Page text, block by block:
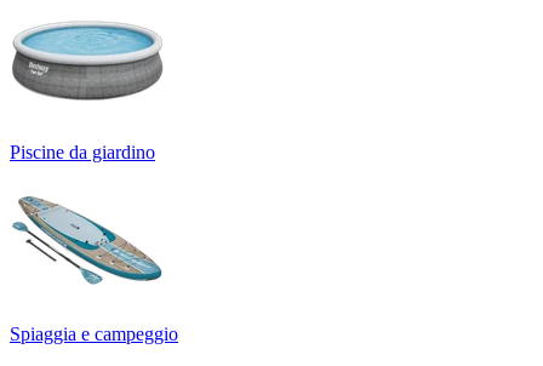
Piscine da giardino
Spiaggia e campeggio